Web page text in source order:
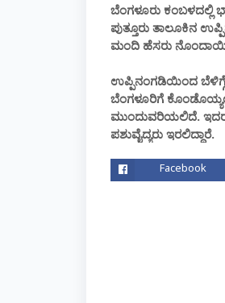
ಬೆಂಗಳೂರು ಕಂಬಳದಲ್ಲಿ
ಪುತ್ತೂರು ತಾಲೂಕಿನ
ಮಂದಿ ಹೆಸರು
ಉಪ್ಪಿನಂಗಡಿಯಿಂದ ಬೆಳಿಗ್ಗೆ
ಬೆಂಗಳೂರಿಗೆ
ಮುಂದುವರಿಯಲಿದೆ. ಇದರ
ಪಶುವೈದ್ಯರು ಇರಲಿದ್ದಾರೆ.
Facebook